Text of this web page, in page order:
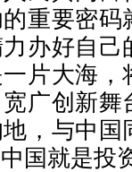
重要密
办好自
片大海
广创新
，与中
国就是投